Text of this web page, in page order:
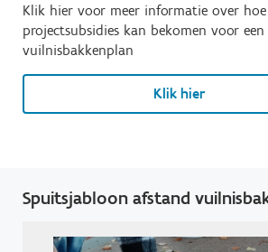
Klik hier voor meer informatie over
projectsubsidies kan bekomen voor een
vuilnisbakkenplan
Klik hier
Spuitsjabloon afstand